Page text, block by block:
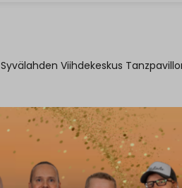
Syvälahden Viihdekeskus